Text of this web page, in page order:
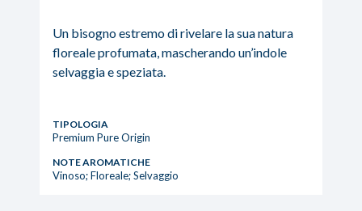
Un bisogno estremo di rivelare la sua natura
floreale profumata, mascherando un’indole
selvaggia e speziata.
TIPOLOGIA
Premium Pure Origin
NOTE AROMATICHE
Vinoso; Floreale; Selvaggio